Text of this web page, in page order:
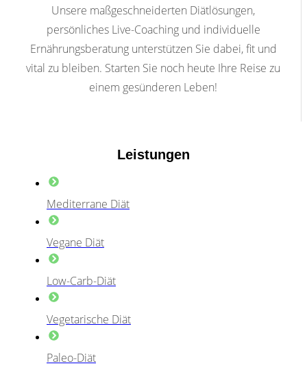
Unsere maßgeschneiderten Diätlösungen,
persönliches Live-Coaching und individuelle
Ernährungsberatung unterstützen Sie dabei, fit und
vital zu bleiben. Starten Sie noch heute Ihre Reise zu
einem gesünderen Leben!
Leistungen
Mediterrane Diät
Vegane Diät
Low-Carb-Diät
Vegetarische Diät
Paleo-Diät